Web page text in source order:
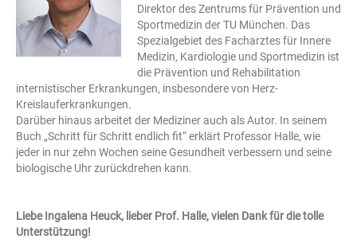
Direktor des Zentrums für Prävention und
Sportmedizin der TU München. Das
Spezialgebiet des Facharztes für Innere
Medizin, Kardiologie und Sportmedizin ist
die Prävention und Rehabilitation
internistischer Erkrankungen, insbesondere von Herz-
Kreislauferkrankungen.
Darüber hinaus arbeitet der Mediziner auch als Autor. In seinem
Buch „Schritt für Schritt endlich fit“ erklärt Professor Halle, wie
jeder in nur zehn Wochen seine Gesundheit verbessern und seine
biologische Uhr zurückdrehen kann.
Liebe Ingalena Heuck, lieber Prof. Halle, vielen Dank für die tolle
Unterstützung!